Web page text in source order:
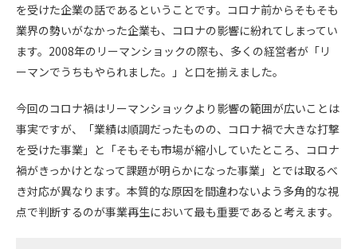
を受けた企業の話であるということです。コロナ前からそもそも
業界の勢いがなかった企業も、コロナの影響に紛れてしまってい
ます。2008年のリーマンショックの際も、多くの経営者が「リ
ーマンでうちもやられました。」と口を揃えました。
今回のコロナ禍はリーマンショックより影響の範囲が広いことは
事実ですが、「業績は順調だったものの、コロナ禍で大きな打撃
を受けた事業」と「そもそも市場が縮小していたところ、コロナ
禍がきっかけとなって課題が明らかになった事業」とでは取るべ
き対応が異なります。本質的な原因を間違わないよう多角的な視
点で判断するのが事業再生において最も重要であると考えます。